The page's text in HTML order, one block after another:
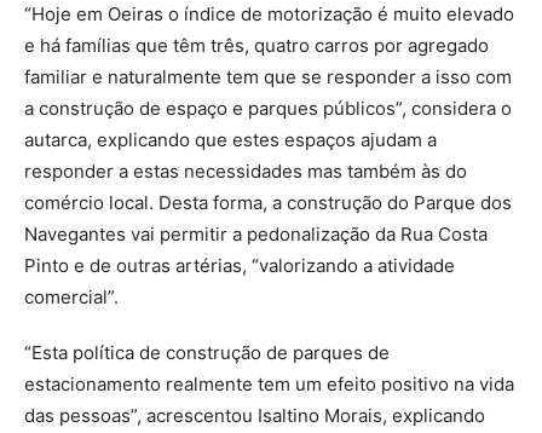
“Hoje em Oeiras o índice de motorização é muito elevado
e há famílias que têm três, quatro carros por agregado
familiar e naturalmente tem que se responder a isso com
a construção de espaço e parques públicos”, considera o
autarca, explicando que estes espaços ajudam a
responder a estas necessidades mas também às do
comércio local. Desta forma, a construção do Parque dos
Navegantes vai permitir a pedonalização da Rua Costa
Pinto e de outras artérias, “valorizando a atividade
comercial”.
“Esta política de construção de parques de
estacionamento realmente tem um efeito positivo na vida
das pessoas”, acrescentou Isaltino Morais, explicando